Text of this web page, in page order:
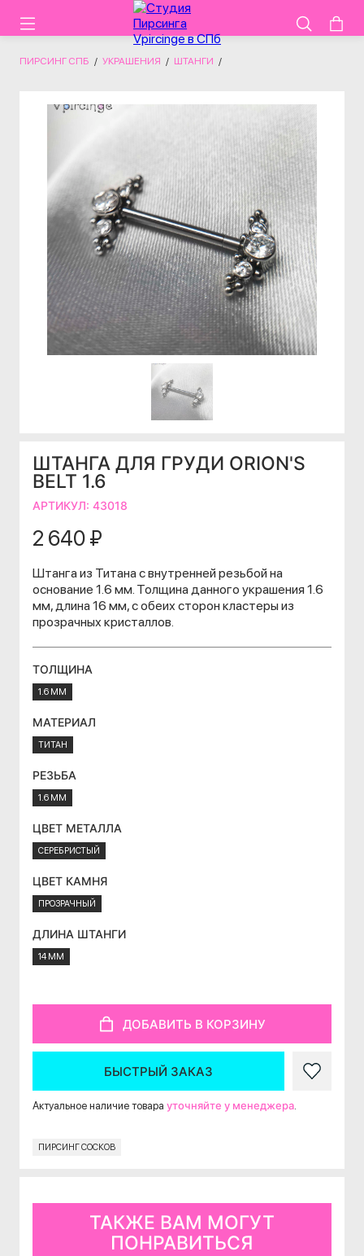
ПИРСИНГ СПБ / УКРАШЕНИЯ / ШТАНГИ /
ШТАНГА ДЛЯ ГРУДИ ORION'S
BELT 1.6
АРТИКУЛ: 43018
2 640 ₽
Штанга из Титана с внутренней резьбой на
основание 1.6 мм. Толщина данного украшения 1.6
мм, длина 16 мм, с обеих сторон кластеры из
прозрачных кристаллов.
ТОЛЩИНА
1.6 ММ
МАТЕРИАЛ
ТИТАН
РЕЗЬБА
1.6 ММ
ЦВЕТ МЕТАЛЛА
СЕРЕБРИСТЫЙ
ЦВЕТ КАМНЯ
ПРОЗРАЧНЫЙ
ДЛИНА ШТАНГИ
14 ММ
ДОБАВИТЬ В КОРЗИНУ
БЫСТРЫЙ ЗАКАЗ
Актуальное наличие товара уточняйте у менеджера.
ПИРСИНГ СОСКОВ
ТАКЖЕ ВАМ МОГУТ
ПОНРАВИТЬСЯ